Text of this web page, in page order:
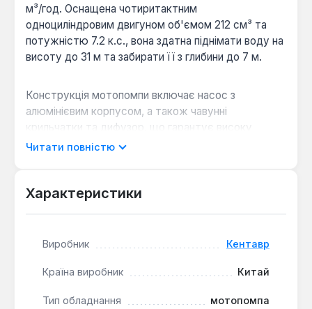
м³/год. Оснащена чотиритактним
одноциліндровим двигуном об'ємом 212 см³ та
потужністю 7.2 к.с., вона здатна піднімати воду на
висоту до 31 м та забирати її з глибини до 7 м.
Конструкція мотопомпи включає насос з
алюмінієвим корпусом, а також чавунні
крильчатки та дифузор, що гарантує високу
міцність та довговічність компонентів. Ефективна
Діаметр вхідного та вихідного патрубків
рівня масла автоматично вимикає двигун при
недостатньому рівні мастила, запобігаючи його
Читати повністю
Характеристики
Виробник Кентавр
Країна виробник Китай
Тип обладнання мотопомпа